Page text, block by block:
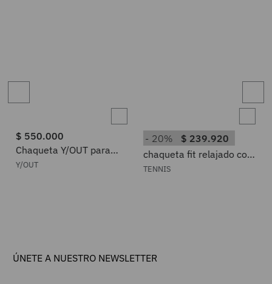
$ 550.000
Chaqueta Y/OUT para
Hombre MS1140
Y/OUT
20% $ 239.920
chaqueta fit relajado con
bolsillo angular en denim
TENNIS
ÚNETE A NUESTRO NEWSLETTER